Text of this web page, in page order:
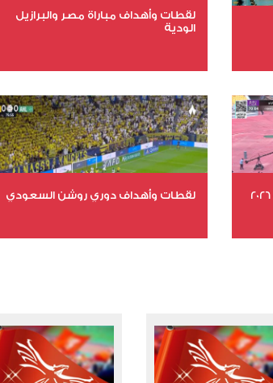
لقطات وأهداف مباراة مصر والبرازيل
الودية
عدد المشاهدات 15743
لقطات وأهداف دوري روشن السعودي